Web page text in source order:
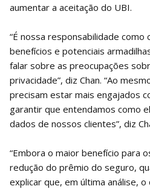
aumentar a aceitação do UBI.
“É nossa responsabilidade
benefícios e potenciais
falar sobre as preocupações
privacidade”, diz Chan. “Ao
precisam estar mais engajados
garantir que entendamos como
dados de nossos clientes”, diz
“Embora o maior benefício para
redução do prêmio do seguro,
explicar que, em última análise,